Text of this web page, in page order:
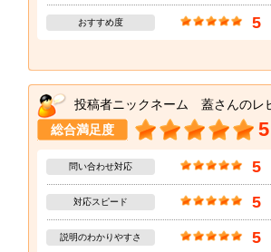
おすすめ度 5
投稿者ニックネーム 蓋さんのレ
総合満足度 5
問い合わせ対応 5
対応スピード 5
説明のわかりやすさ 5